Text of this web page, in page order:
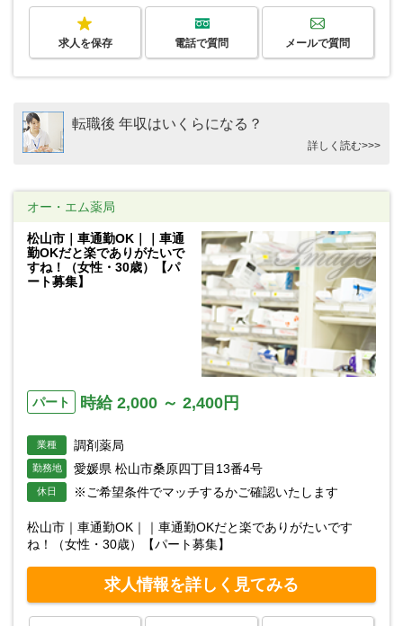
求人を保存 電話で質問 メールで質問
転職後 年収はいくらになる？
詳しく読む>>>
オー・エム薬局
松山市｜車通勤OK｜｜車通
勤OKだと楽でありがたいで
すね！（女性・30歳）【パ
ート募集】
パート 時給 2,000 ～ 2,400円
業種 調剤薬局
勤務地 愛媛県 松山市桑原四丁目13番4号
休日 ※ご希望条件でマッチするかご確認いたします
松山市｜車通勤OK｜｜車通勤OKだと楽でありがたいです
ね！（女性・30歳）【パート募集】
求人情報を詳しく見てみる